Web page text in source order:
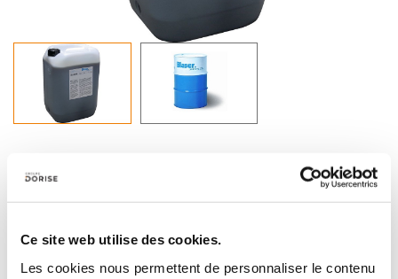
Ce site web utilise des cookies.
Les cookies nous permettent de personnaliser le contenu
DESCRIPTIF PRODUIT
B-Cool MC 610 est un lubrifiant réfrigérant aminé exempt
de chlore, miscible dans l’eau, avec une faible teneur en
la propreté des machines, des performances de coupe